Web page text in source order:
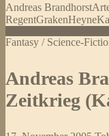
Andreas Brandhorst
RegentGrakenHeyne
Fantasy / Science-
Andreas
Zeitkrieg